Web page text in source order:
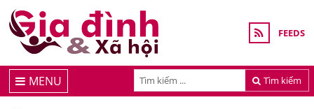
FEEDS
Tìm kiếm
MENU